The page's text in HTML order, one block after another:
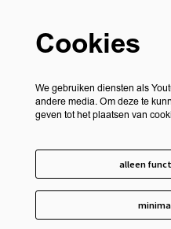
Cookies
We gebruiken diensten als
andere media. Om deze te
geven tot het plaatsen van
alleen